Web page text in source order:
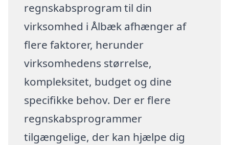
regnskabsprogram til din
virksomhed i Ålbæk afhænger af
flere faktorer, herunder
virksomhedens størrelse,
kompleksitet, budget og dine
specifikke behov. Der er flere
regnskabsprogrammer
tilgængelige, der kan hjælpe dig